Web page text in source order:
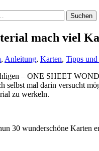
mach viel
, Anleitung, Karten, Tipps
– ONE SHEET
selbst mal darin versucht
zu werkeln.
30 wunderschöne Karten